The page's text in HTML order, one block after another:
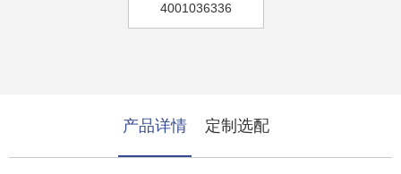
4001036336
产品详情 定制选配